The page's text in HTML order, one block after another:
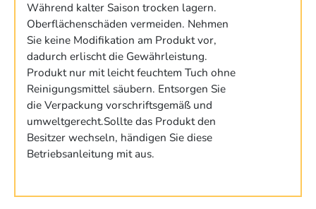
Während kalter Saison trocken lagern.
Oberflächenschäden vermeiden. Nehmen
Sie keine Modifikation am Produkt vor,
dadurch erlischt die Gewährleistung.
Produkt nur mit leicht feuchtem Tuch ohne
Reinigungsmittel säubern. Entsorgen Sie
die Verpackung vorschriftsgemäß und
umweltgerecht.Sollte das Produkt den
Besitzer wechseln, händigen Sie diese
Betriebsanleitung mit aus.